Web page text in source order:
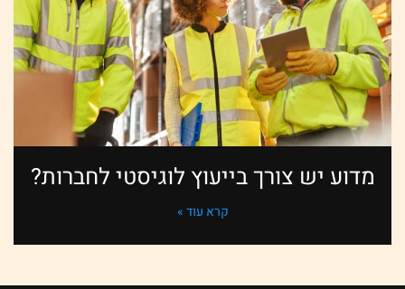
מדוע יש צורך בייעוץ לוגיסטי לחברות?
קרא עוד »